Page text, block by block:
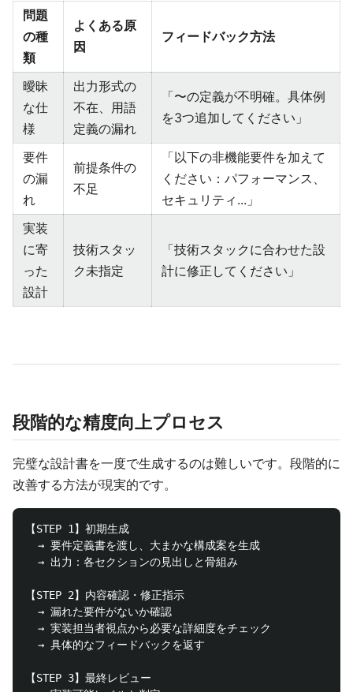
問題
の種
類
よくある原
因
フィードバック方法
曖昧
な仕
様
出力形式の
不在、用語
定義の漏れ
「〜の定義が不明確。具体例
を3つ追加してください」
要件
の漏
れ
前提条件の
不足
「以下の非機能要件を加えて
ください：パフォーマンス、
セキュリティ...」
実装
に寄
った
設計
技術スタッ
ク未指定
「技術スタックに合わせた設
計に修正してください」
段階的な精度向上プロセス
完璧な設計書を一度で生成するのは難しいです。段階的に
改善する方法が現実的です。
【STEP 1】初期生成
  → 要件定義書を渡し、大まかな構成案を生成
  → 出力：各セクションの見出しと骨組み
【STEP 2】内容確認・修正指示
  → 漏れた要件がないか確認
  → 実装担当者視点から必要な詳細度をチェック
  → 具体的なフィードバックを返す
【STEP 3】最終レビュー